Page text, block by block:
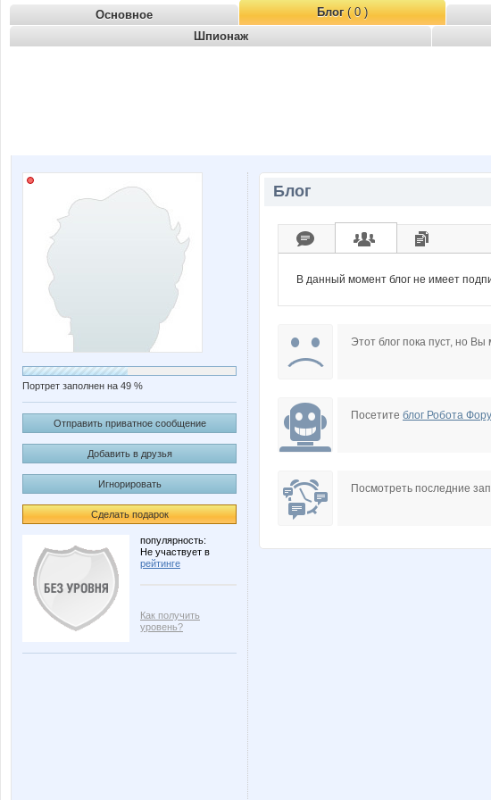
Основное Блог( 0 )
Шпионаж
Портрет заполнен на 49 %
Отправить приватное сообщение
Добавить в друзья
Игнорировать
Сделать подарок
популярность:
Не участвует в
рейтинге
Как получить
уровень?
Блог
В данный момент блог не имеет
Этот блог пока пуст, но
Посетите блог Робота
Посмотреть последние